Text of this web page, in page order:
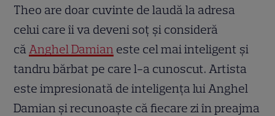
Theo are doar cuvinte de laudă la adresa
celui care îi va deveni soț și consideră
că Anghel Damian este cel mai inteligent și
tandru bărbat pe care l-a cunoscut. Artista
este impresionată de inteligența lui Anghel
Damian și recunoaște că fiecare zi în preajma